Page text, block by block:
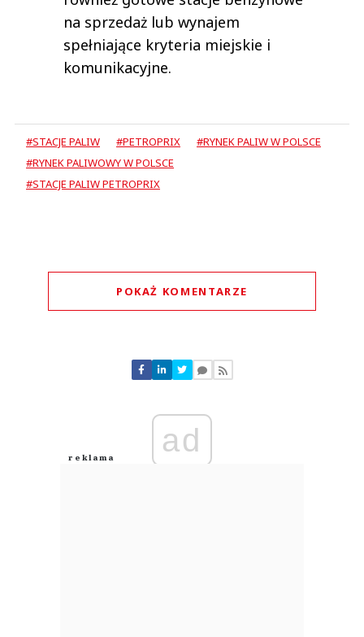
na sprzedaż lub wynajem
spełniające kryteria miejskie i
komunikacyjne.
#STACJE PALIW #PETROPRIX
#RYNEK PALIW W POLSCE
#RYNEK PALIWOWY W POLSCE
#STACJE PALIW PETROPRIX
POKAŻ KOMENTARZE
Ja
29.07.2026 / 06:54
ad